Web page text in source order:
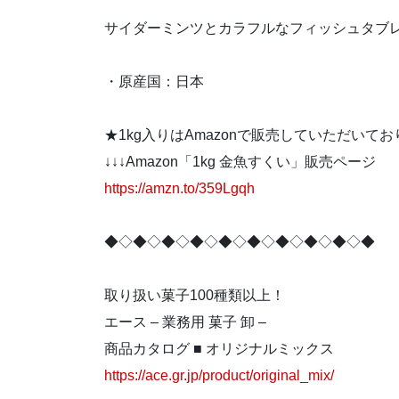
サイダーミンツとカラフルなフィッシュタブ
・原産国：日本
★1kg入りはAmazonで販売していただいてお
↓↓↓Amazon「1kg 金魚すくい」販売ページ
https://amzn.to/359Lgqh
◆◇◆◇◆◇◆◇◆◇◆◇◆◇◆◇◆◇◆
取り扱い菓子100種類以上！
エース – 業務用 菓子 卸 –
商品カタログ ■ オリジナルミックス
https://ace.gr.jp/product/original_mix/